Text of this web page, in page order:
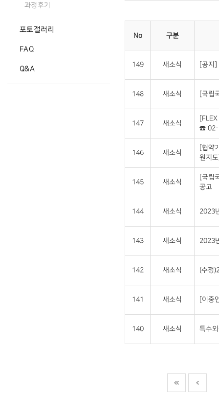
과정후기
포토갤러리
FAQ
Q&A
No 구분
149 새소식 [공지]
148 새소식 [국립
147 새소식
☎ 02-
146 새소식
[협약
원지
145 새소식
[국립
공고
144 새소식 2023
143 새소식 2023
142 새소식 (수정
141 새소식 [이중
140 새소식 특수